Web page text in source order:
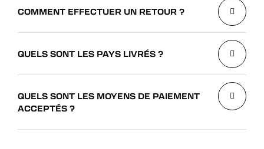
COMMENT EFFECTUER UN RETOUR ?
QUELS SONT LES PAYS LIVRÉS ?
QUELS SONT LES MOYENS DE PAIEMENT
ACCEPTÉS ?